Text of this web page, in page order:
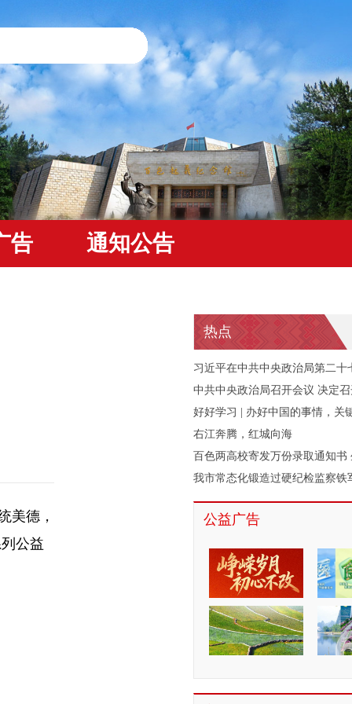
告 通知公告
美德，
公益
热点
好好学习 | 办好中国的事情，关
右江奔腾，红城向海
我市常态化锻造过硬纪检监察铁
公益广告